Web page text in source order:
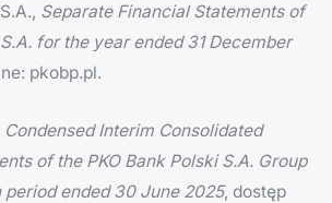
Separate Financial Statements of
for the year ended 31 December
pkobp.pl.
Condensed Interim Consolidated
of the PKO Bank Polski S.A. Group
ended 30 June 2025, dostęp